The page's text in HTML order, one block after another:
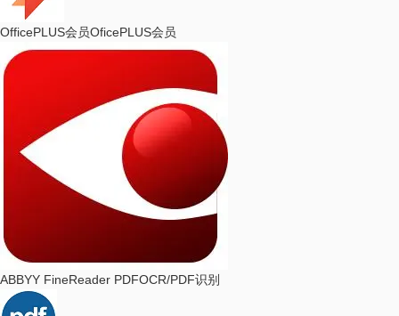
OfficePLUS会员OficePLUS会员
ABBYY FineReader PDFOCR/PDF识别